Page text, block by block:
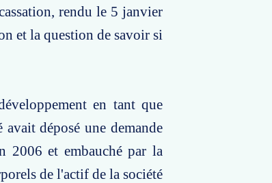
rendu le 5 janvier
et la question de savoir si
en tant que
déposé une demande
2006 et embauché par la
de l'actif de la société